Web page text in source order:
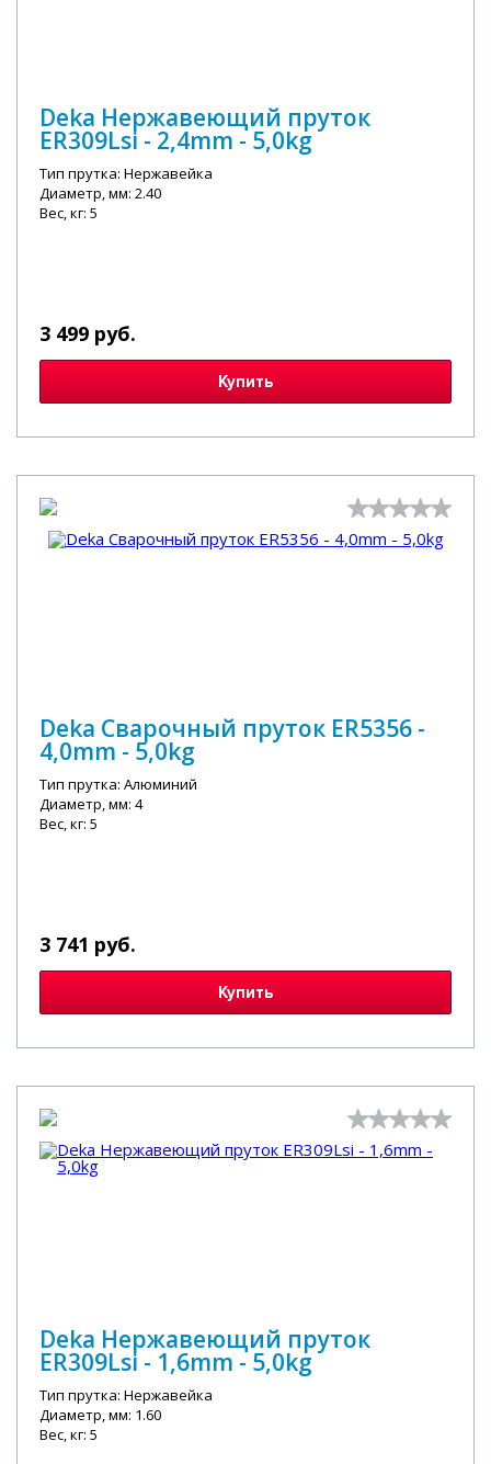
Deka Нержавеющий пруток
ER309Lsi - 2,4mm - 5,0kg
Тип прутка: Нержавейка
Диаметр, мм: 2.40
Вес, кг: 5
3 499 руб.
Купить
Deka Сварочный пруток ER5356 -
4,0mm - 5,0kg
Тип прутка: Алюминий
Диаметр, мм: 4
Вес, кг: 5
3 741 руб.
Купить
Deka Нержавеющий пруток
ER309Lsi - 1,6mm - 5,0kg
Тип прутка: Нержавейка
Диаметр, мм: 1.60
Вес, кг: 5